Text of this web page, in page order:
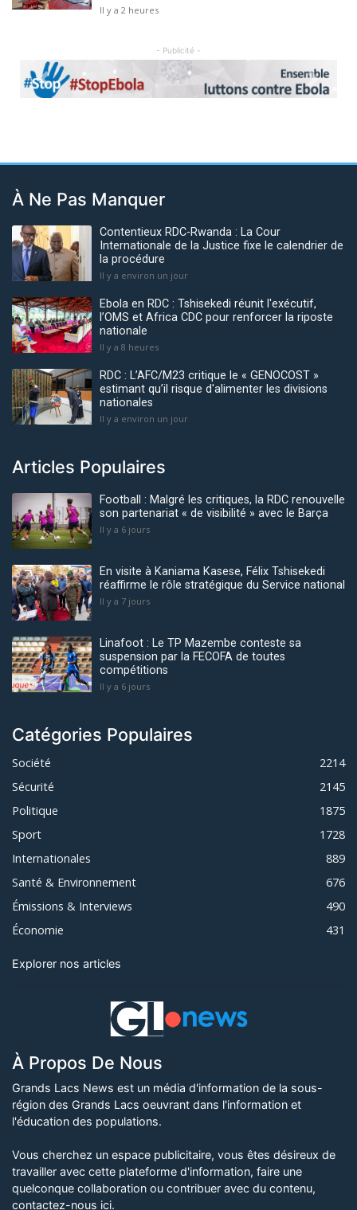
Il y a 2 heures
- Publicité -
Previous Next
À Ne Pas Manquer
Contentieux RDC-Rwanda : La Cour
Internationale de la Justice fixe le calendrier de
la procédure
Il y a environ un jour
Ebola en RDC : Tshisekedi réunit l'exécutif,
l’OMS et Africa CDC pour renforcer la riposte
nationale
Il y a 8 heures
RDC : L’AFC/M23 critique le « GENOCOST »
estimant qu’il risque d'alimenter les divisions
nationales
Il y a environ un jour
Articles Populaires
Football : Malgré les critiques, la RDC renouvelle
son partenariat « de visibilité » avec le Barça
Il y a 6 jours
En visite à Kaniama Kasese, Félix Tshisekedi
réaffirme le rôle stratégique du Service national
Il y a 7 jours
Linafoot : Le TP Mazembe conteste sa
suspension par la FECOFA de toutes
compétitions
Il y a 6 jours
Catégories Populaires
Société
2214
Sécurité
2145
Politique
1875
Sport
1728
Internationales
889
Santé & Environnement
676
Émissions & Interviews
490
Économie
431
Explorer nos articles
À Propos De Nous
Grands Lacs News est un média d'information de la sous-
région des Grands Lacs oeuvrant dans l'information et
l'éducation des populations.
Vous cherchez un espace publicitaire, vous êtes désireux de
travailler avec cette plateforme d'information, faire une
quelconque collaboration ou contribuer avec du contenu,
contactez-nous ici.